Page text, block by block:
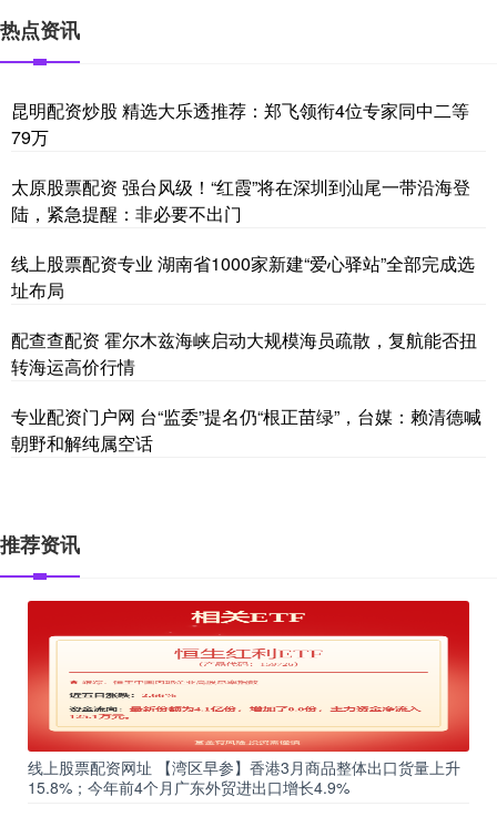
热点资讯
昆明配资炒股 精选大乐透推荐：郑飞领衔4位专家同中二等
79万
太原股票配资 强台风级！“红霞”将在深圳到汕尾一带沿海登
陆，紧急提醒：非必要不出门
线上股票配资专业 湖南省1000家新建“爱心驿站”全部完成选
址布局
配查查配资 霍尔木兹海峡启动大规模海员疏散，复航能否扭
转海运高价行情
专业配资门户网 台“监委”提名仍“根正苗绿”，台媒：赖清德喊
朝野和解纯属空话
推荐资讯
线上股票配资网址 【湾区早参】香港3月商品整体出口货量上升
15.8%；今年前4个月广东外贸进出口增长4.9%